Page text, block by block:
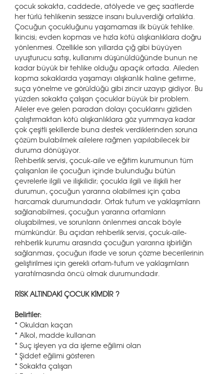
çocuk sokakta, caddede, atölyede ve geç saatlerde
her türlü tehlikenin sessizce insanı buluverdiği ortalıkta.
Çocuğun çocukluğunu yaşamaması ilk büyük tehlike.
İkincisi; evden kopması ve hızla kötü alışkanlıklara doğru
yönlenmesi. Özellikle son yıllarda çığ gibi büyüyen
uyuşturucu satışı, kullanımı düşünüldüğünde bunun ne
kadar büyük bir tehlike olduğu apaçık ortada. Aileden
kopma sokaklarda yaşamayı alışkanlık haline getirme,
suça yönelme ve görüldüğü gibi zincir uzayıp gidiyor. Bu
yüzden sokakta çalışan çocuklar büyük bir problem.
Aileler eve gelen paradan dolayı çocuklarını gizliden
çalıştırmaktan kötü alışkanlıklara göz yummaya kadar
çok çeşitli şekillerde buna destek verdiklerinden soruna
çözüm bulabilmek ailelere rağmen yapılabilecek bir
duruma dönüşüyor.
Rehberlik servisi, çocuk-aile ve eğitim kurumunun tüm
çalışanları ile çocuğun içinde bulunduğu bütün
çevrelerle ilgili ve ilişkilidir; çocukla ilgili ve ilişkili her
durumun, çocuğun yararına olabilmesi için çaba
harcamak durumundadır. Ortak tutum ve yaklaşımların
sağlanabilmesi, çocuğun yararına ortamların
oluşabilmesi, ve sorunların önlenmesi ancak böyle
mümkündür. Bu açıdan rehberlik servisi, çocuk-aile-
rehberlik kurumu arasında çocuğun yararına işbirliğin
sağlanması, çocuğun ifade ve sorun çözme becerilerinin
geliştirilmesi için gerekli ortam-tutum ve yaklaşımların
yaratılmasında öncü olmak durumundadır.
RİSK ALTINDAKİ ÇOCUK KİMDİR ?
Belirtiler:
* Okuldan kaçan
* Alkol, madde kullanan
* Suç işleyen ya da işleme eğilimi olan
* Şiddet eğilimi gösteren
* Sokakta çalışan